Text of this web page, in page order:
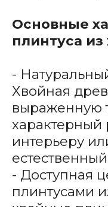
Основные
плинтуса из
-
Хвойная
выраженную
характерный
интерьеру
- Доступная
плинтусами